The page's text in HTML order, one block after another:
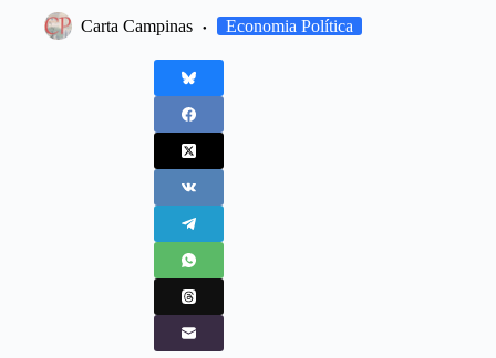
Carta Campinas Economia Política